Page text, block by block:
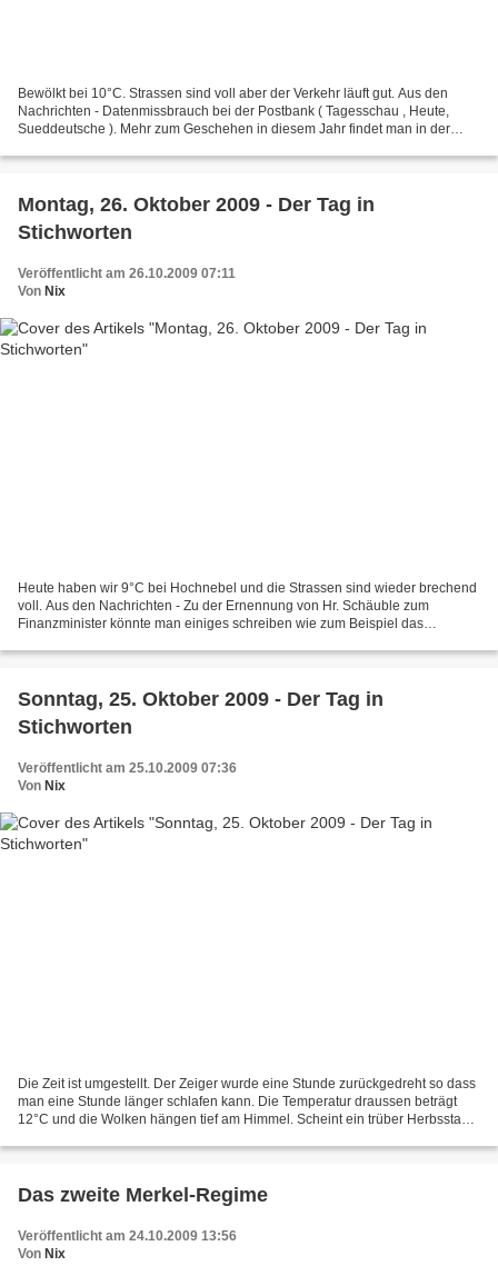
Bewölkt bei 10°C. Strassen sind voll aber der Verkehr läuft gut. Aus den
Nachrichten - Datenmissbrauch bei der Postbank ( Tagesschau , Heute,
Sueddeutsche ). Mehr zum Geschehen in diesem Jahr findet man in der
Montag, 26. Oktober 2009 - Der Tag in
Stichworten
Veröffentlicht am 26.10.2009 07:11
Von Nix
Heute haben wir 9°C bei Hochnebel und die Strassen sind wieder brechend
voll. Aus den Nachrichten - Zu der Ernennung von Hr. Schäuble zum
Finanzminister könnte man einiges schreiben wie zum Beispiel das
Sonntag, 25. Oktober 2009 - Der Tag in
Stichworten
Veröffentlicht am 25.10.2009 07:36
Von Nix
Die Zeit ist umgestellt. Der Zeiger wurde eine Stunde zurückgedreht so dass
man eine Stunde länger schlafen kann. Die Temperatur draussen beträgt
12°C und die Wolken hängen tief am Himmel. Scheint ein trüber Herbsstag
Das zweite Merkel-Regime
Veröffentlicht am 24.10.2009 13:56
Von Nix